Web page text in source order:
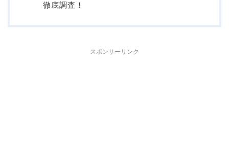
徹底調査！
スポンサーリンク